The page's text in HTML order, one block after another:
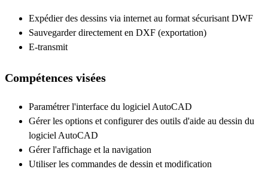
Expédier des dessins via internet au format sécurisant DWF
Sauvegarder directement en DXF (exportation)
E-transmit
Compétences visées
Paramétrer l'interface du logiciel AutoCAD
Gérer les options et configurer des outils d'aide au dessin du
logiciel AutoCAD
Gérer l'affichage et la navigation
Utiliser les commandes de dessin et modification